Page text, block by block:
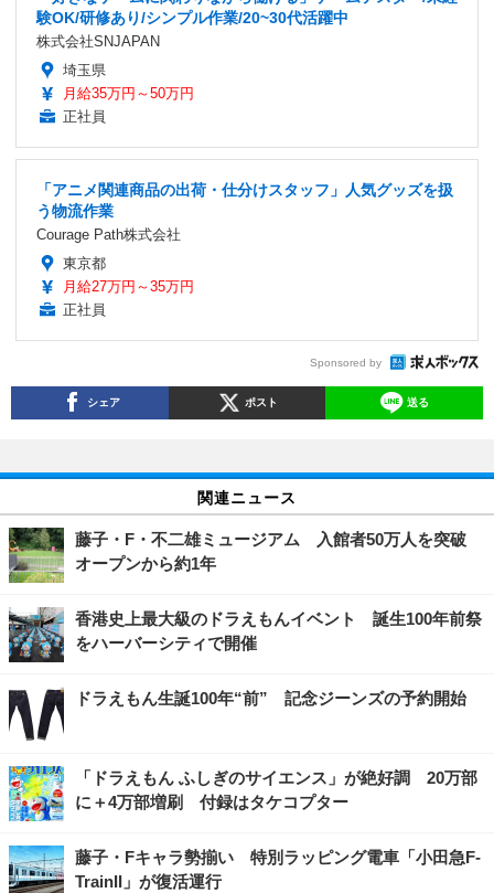
験OK/研修あり/シンプル作業/20~30代活躍中
株式会社SNJAPAN
埼玉県
月給35万円～50万円
正社員
「アニメ関連商品の出荷・仕分けスタッフ」人気グッズを扱
う物流作業
Courage Path株式会社
東京都
月給27万円～35万円
正社員
Sponsored by
シェア ポスト 送る
関連ニュース
藤子・F・不二雄ミュージアム 入館者50万人を突破
オープンから約1年
香港史上最大級のドラえもんイベント 誕生100年前祭
をハーバーシティで開催
ドラえもん生誕100年“前” 記念ジーンズの予約開始
「ドラえもん ふしぎのサイエンス」が絶好調 20万部
に＋4万部増刷 付録はタケコプター
藤子・Fキャラ勢揃い 特別ラッピング電車「小田急F-
TrainII」が復活運行